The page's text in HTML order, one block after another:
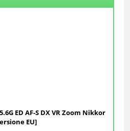
ED AF-S DX VR Zoom Nikkor
EU]